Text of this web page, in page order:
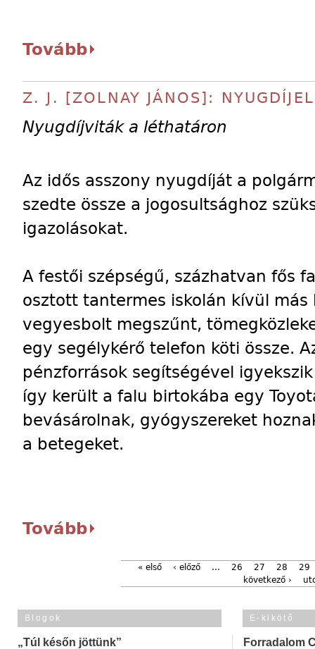
Tovább
Z. J. [ZOLNAY JÁNOS]:
Nyugdíjviták a léthatáron
Az idős asszony nyugdíját a
szedte össze a jogosultsághoz
igazolásokat.
A festői szépségű, százhatvan fős
osztott tantermes iskolán kívül más
vegyesbolt megszűnt,
egy segélykérő telefon köti össze.
pénzforrások segítségével
így került a falu birtokába egy
bevásárolnak, gyógyszereket
a betegeket.
Tovább
« első ‹ előző … 26 27 28
29
következő ›
Blogok
„Túl későn jöttünk”
E-kikötő
Forradalom